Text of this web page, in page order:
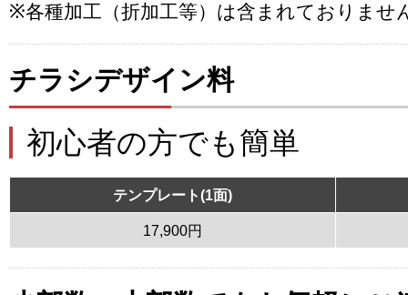
※各種加工（折加工等）は含まれておりませ
チラシデザイン料
初心者の方でも簡単
テンプレート(1面)
17,900円